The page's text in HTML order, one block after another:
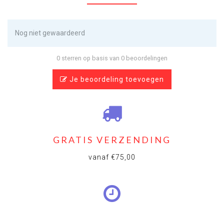
Nog niet gewaardeerd
0 sterren op basis van 0 beoordelingen
Je beoordeling toevoegen
GRATIS VERZENDING
vanaf €75,00